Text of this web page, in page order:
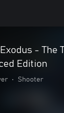
- The
Edition
• Shooter